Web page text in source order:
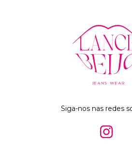
Siga-nos nas redes